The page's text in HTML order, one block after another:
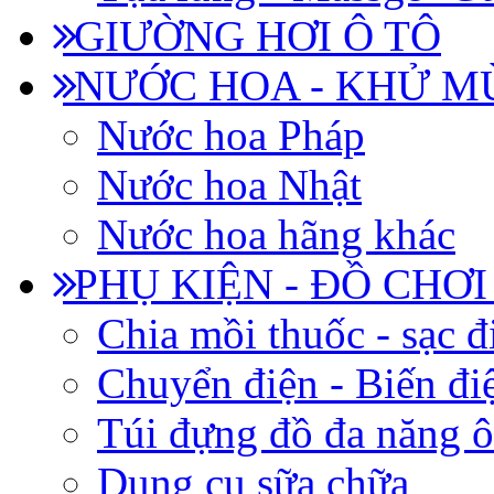
GIƯỜNG HƠI Ô TÔ
NƯỚC HOA - KHỬ
Nước hoa Pháp
Nước hoa Nhật
Nước hoa hãng khác
PHỤ KIỆN - ĐỒ
Chia mồi thuốc - sạc
Chuyển điện - Biến
Túi đựng đồ đa năng
Dụng cụ sữa chữa